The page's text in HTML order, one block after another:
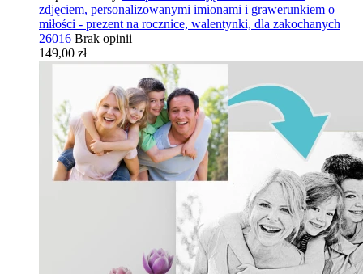
zdjęciem, personalizowanymi imionami i grawerunkiem o
miłości - prezent na rocznice, walentynki, dla zakochanych
26016 Brak opinii
149,00 zł